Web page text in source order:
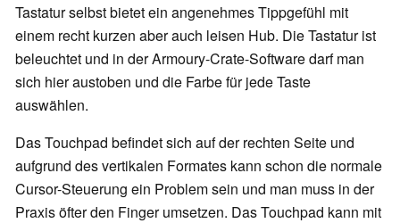
Tastatur selbst bietet ein angenehmes Tippgefühl mit
einem recht kurzen aber auch leisen Hub. Die Tastatur ist
beleuchtet und in der Armoury-Crate-Software darf man
sich hier austoben und die Farbe für jede Taste
auswählen.
Das Touchpad befindet sich auf der rechten Seite und
aufgrund des vertikalen Formates kann schon die normale
Cursor-Steuerung ein Problem sein und man muss in der
Praxis öfter den Finger umsetzen. Das Touchpad kann mit